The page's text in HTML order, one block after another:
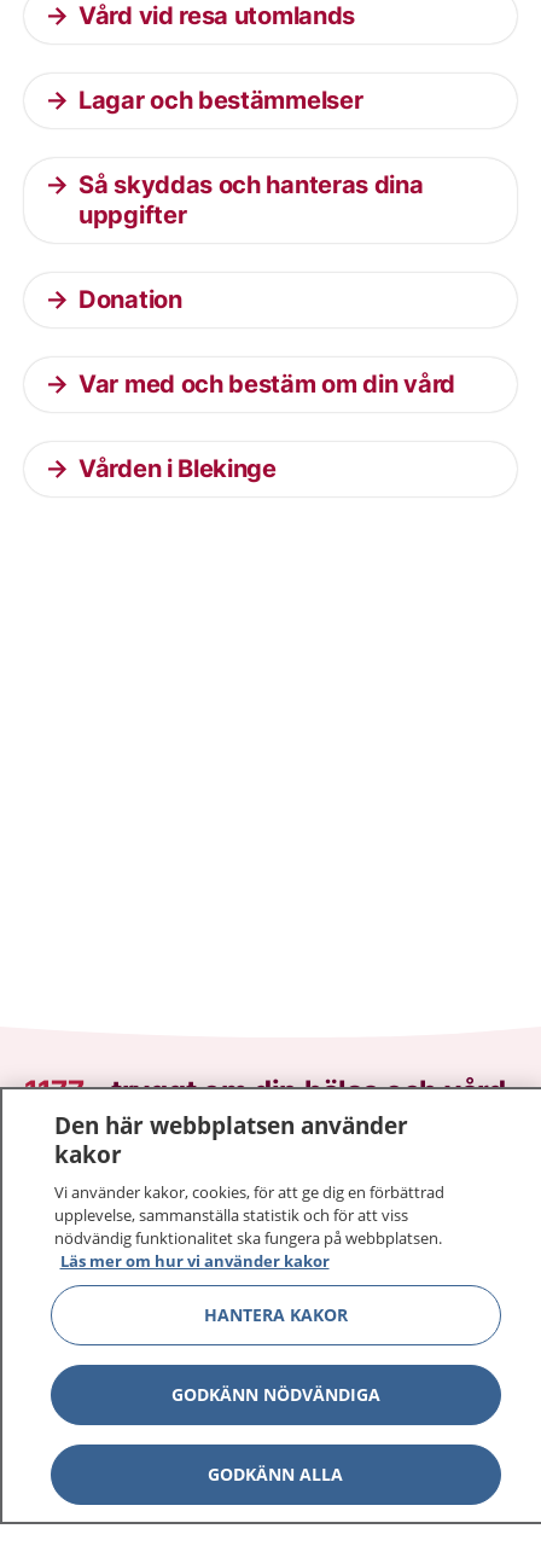
Vård vid resa utomlands
Lagar och bestämmelser
Så skyddas och hanteras dina
uppgifter
Donation
Var med och bestäm om din vård
Vården i Blekinge
1177–tryggt om din hälsa och vård
På 1177.se får du råd om hälsa och information om
Logga in för att läsa din journal och göra dina
vårdärenden. Ring telefonnummer 1177 för
sjukvårdsrådgivning dygnet runt.
1177 ger dig råd när du vill må bättre.
1177 på flera språk Visa
Om 1177 Visa
Den här webbplatsen använder
kakor
Vi använder kakor, cookies, för att ge dig en förbättrad
upplevelse, sammanställa statistik och för att viss
nödvändig funktionalitet ska fungera på webbplatsen.
Läs mer om hur vi använder kakor
HANTERA KAKOR
GODKÄNN NÖDVÄNDIGA
GODKÄNN ALLA